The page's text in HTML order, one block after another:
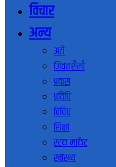
विचार
अन्य
अटो
जिवनशैली
प्रवास
प्रविधि
विविध
शिक्षा
स्टक मार्केट
स्वास्थ्य